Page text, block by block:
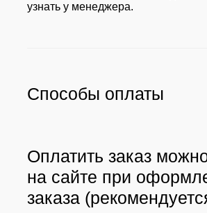
узнать у менеджера.
Способы оплаты
Оплатить заказ
на сайте при
заказа